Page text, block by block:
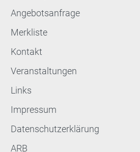
Angebotsanfrage
Merkliste
Kontakt
Veranstaltungen
Links
Impressum
Datenschutzerklärung
ARB